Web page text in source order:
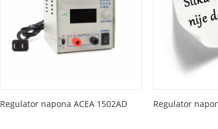
Regulator napona ACEA 1502AD Regulator